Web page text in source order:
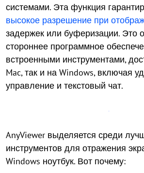
системами. Эта функция
высокое разрешение при
задержек или буферизации. Это
стороннее программное
встроенными инструментами,
Mac, так и на Windows, включая
управление и текстовый чат.
AnyViewer выделяется среди
инструментов для отражения
Windows ноутбук. Вот почему: